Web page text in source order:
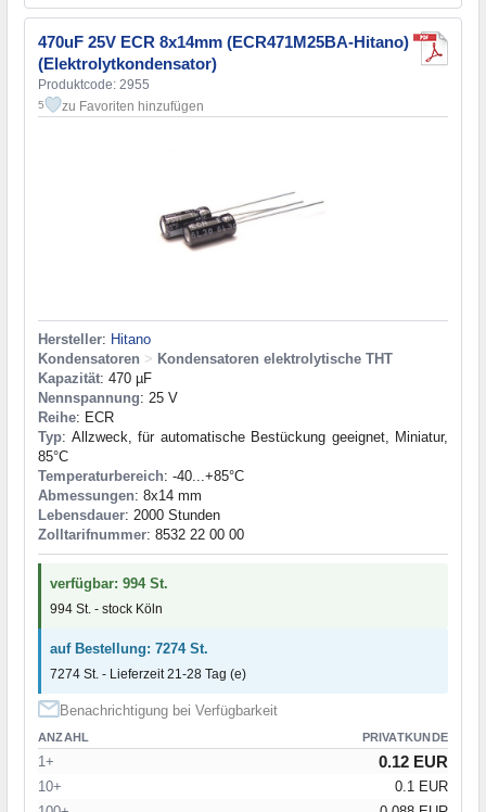
470uF 25V ECR 8x14mm (ECR471M25BA-Hitano)
(Elektrolytkondensator)
Produktcode: 2955
5 zu Favoriten hinzufügen
Hersteller: Hitano
Kondensatoren > Kondensatoren elektrolytische THT
Kapazität: 470 µF
Nennspannung: 25 V
Reihe: ECR
Typ: Allzweck, für automatische Bestückung geeignet, Miniatur,
85°C
Temperaturbereich: -40...+85°C
Abmessungen: 8x14 mm
Lebensdauer: 2000 Stunden
Zolltarifnummer: 8532 22 00 00
verfügbar: 994 St.
994 St. - stock Köln
auf Bestellung: 7274 St.
7274 St. - Lieferzeit 21-28 Tag (e)
Benachrichtigung bei Verfügbarkeit
ANZAHL PRIVATKUNDE
1+ 0.12 EUR
10+
0.1 EUR